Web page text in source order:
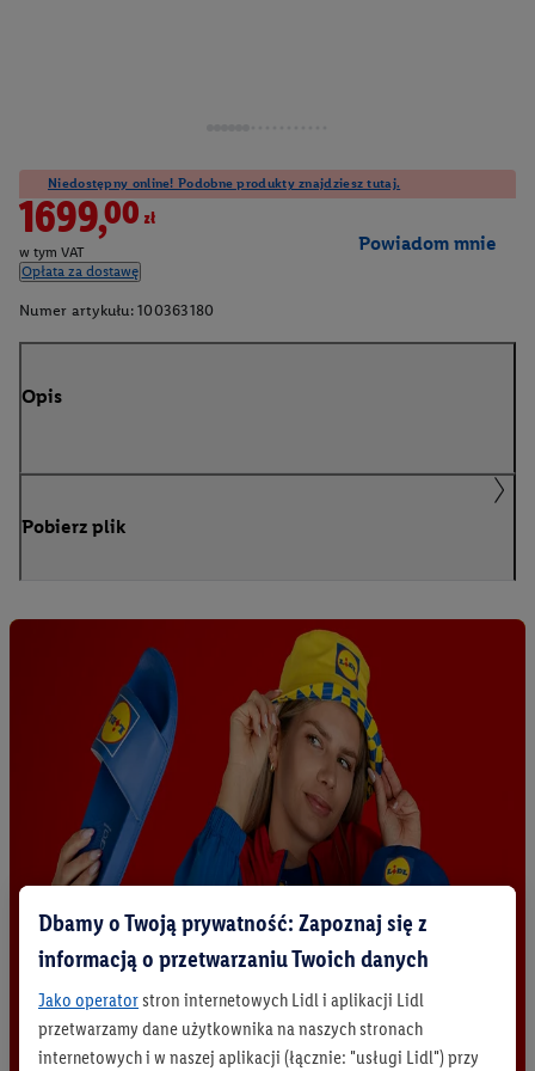
Niedostępny online! Podobne produkty znajdziesz tutaj.
1699,00zł
w tym VAT
Opłata za dostawę
Powiadom mnie
Numer artykułu: 100363180
Opis
Pobierz plik
Dbamy o Twoją prywatność: Zapoznaj się z
informacją o przetwarzaniu Twoich danych
Jako operatorstron internetowych Lidl i aplikacji Lidl
przetwarzamy dane użytkownika na naszych stronach
internetowych i w naszej aplikacji (łącznie: "usługi Lidl") przy